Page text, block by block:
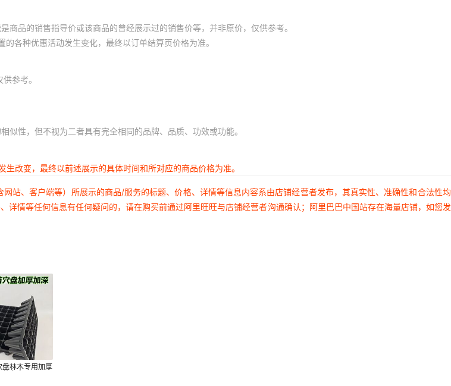
品的销售指导价或该商品的曾经展示过的销售价等，并非原价，仅供参考。
各种优惠活动发生变化，最终以订单结算页价格为准。
参考。
性，但不视为二者具有完全相同的品牌、品质、功效或功能。
改变，最终以前述展示的具体时间和所对应的商品价格为准。
站、客户端等）所展示的商品/服务的标题、价格、详情等信息内容系由店铺经营者发布，其真实性、准确性和合法性
情等任何信息有任何疑问的，请在购买前通过阿里旺旺与店铺经营者沟通确认；阿里巴巴中国站存在海量店铺，如您
盘林木专用加厚
穴盘